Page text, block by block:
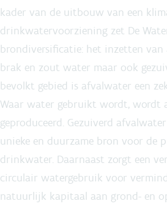
kader van de uitbouw van een
drinkwatervoorziening zet De
brondiversificatie: het inzetten van
brak en zout water maar ook
bevolkt gebied is afvalwater een
Waar water gebruikt wordt, wordt
geproduceerd. Gezuiverd
unieke en duurzame bron voor de
drinkwater. Daarnaast zorgt een
circulair watergebruik voor
natuurlijk kapitaal aan grond- en